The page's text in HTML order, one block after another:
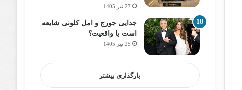
27 تیر 1405
جدایی جورج و امل کلونی شایعه
است یا واقعیت؟
25 تیر 1405
بارگذاری بیشتر